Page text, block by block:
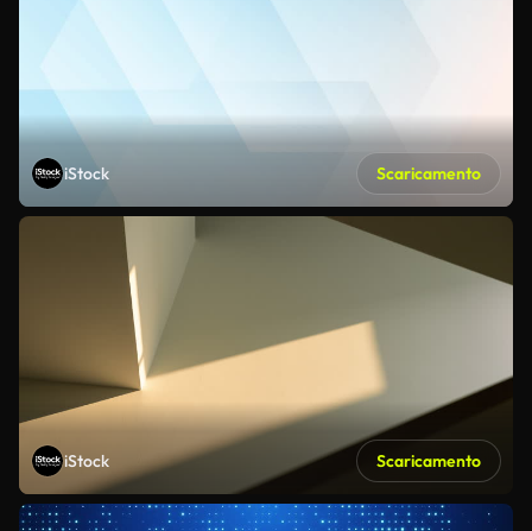
iStock Scaricamento
iStock Scaricamento